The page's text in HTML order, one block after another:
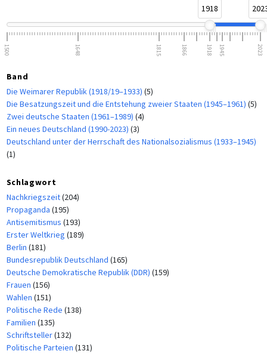
1918
1500 1648 1815 1866 1918 1945 2023
Band
Die Weimarer Republik (1918/19–1933) (5)
Die Besatzungszeit und die Entstehung zweier Staaten (1945–1961) (5)
Zwei deutsche Staaten (1961–1989) (4)
Ein neues Deutschland (1990-2023) (3)
Deutschland unter der Herrschaft des Nationalsozialismus (1933–1945)
(1)
Schlagwort
Nachkriegszeit(204)
Propaganda (195)
Antisemitismus (193)
Erster Weltkrieg (189)
Berlin (181)
Bundesrepublik Deutschland (165)
Deutsche Demokratische Republik (DDR) (159)
Frauen (156)
Wahlen (151)
Politische Rede (138)
Familien (135)
Schriftsteller(132)
Politische Parteien (131)